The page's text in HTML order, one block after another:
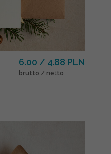
6.00 / 4.88 PLN
brutto / netto